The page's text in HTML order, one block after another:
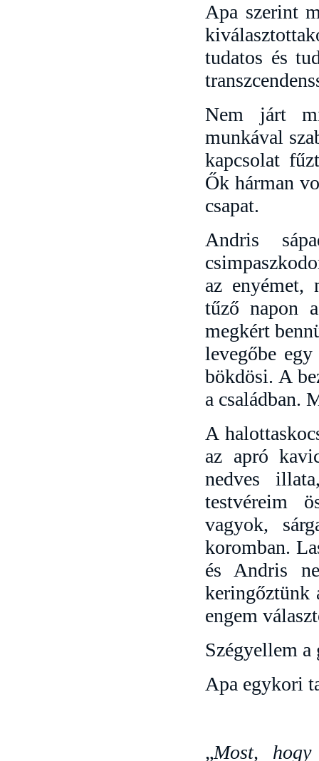
Apa szerint
tudatos és
Nem járt
munkával
kapcsolat
Ők hárman
csapat.
Andris
az enyémet,
tűző napon
megkért
levegőbe
bökdösi. A
a családban.
A
az apró
nedves
testvéreim
vagyok,
koromban.
és Andris
keringőztünk
engem
Szégyellem
Apa egykori
„Most,